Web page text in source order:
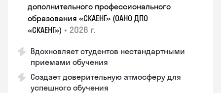
дополнительного профессионального
образования «СКАЕНГ» (ОАНО ДПО
«СКАЕНГ») • 2026 г.
Вдохновляет студентов нестандартными
приемами обучения
Создает доверительную атмосферу для
успешного обучения